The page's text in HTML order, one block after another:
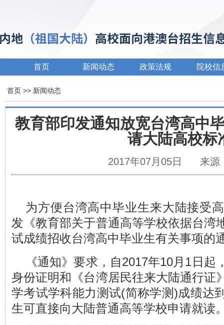
首页 新闻动态 政策法规 院校信
首页 >> 新闻动态
教育部印发通知放宽台湾高中
请大陆高校标
2017年07月05日 来源
为方便台湾高中毕业生来大陆接受
发《教育部关于普通高等学校依据台湾
试成绩招收台湾高中毕业生有关事项的
《通知》要求，自2017年10月1日
身份证明和《台湾居民往来大陆通行证
学考试学科能力测试(简称学测)成绩达
生可直接向大陆普通高等学校申请就读